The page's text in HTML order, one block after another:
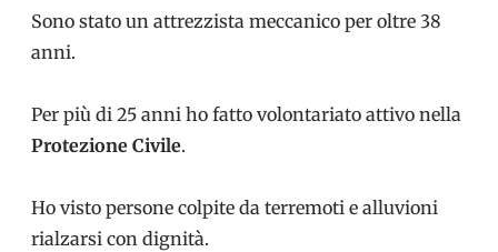
Sono stato un attrezzista meccanico per oltre 38
anni.
Per più di 25 anni ho fatto volontariato attivo nella
Protezione Civile.
Ho visto persone colpite da terremoti e alluvioni
rialzarsi con dignità.